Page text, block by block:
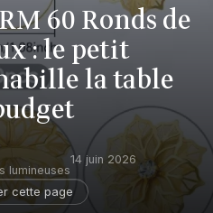
60 Ronds de
: le petit
la table
lumineuses
14 juin 2026
cette page